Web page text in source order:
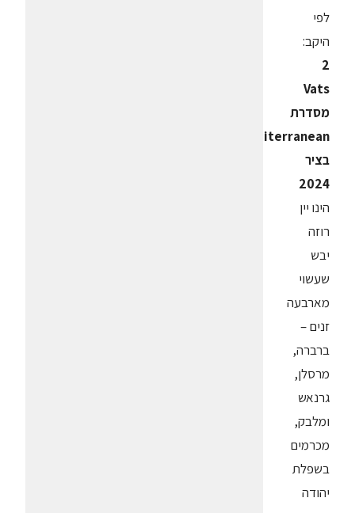
לפי
היקב:
2
Vats
מסדרת
Mediterranean
בציר
2024
הינו יין
רוזה
יבש
שעשוי
מארבעה
זנים –
ברברה,
מרסלן,
גרנאש
ומלבק,
מכרמים
בשפלת
יהודה